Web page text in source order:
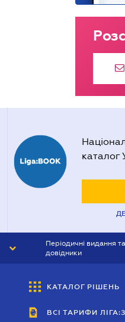
каталог
Періодичні видання та
довідники
БУХГАЛТЕР&ЗАКОН
ВІСНИК МСФЗ
КАТАЛОГ РІШЕНЬ
ВСІ ТАРИФИ